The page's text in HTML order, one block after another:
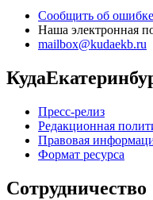
Сообщить об ошибке
Наша электронная
mailbox@kudaekb.ru
Пресс-релиз
Редакционная
Правовая
Формат ресурса
Сотрудничество